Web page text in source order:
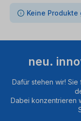
0 Artikel gefunden
Keine
neu.
Dafür stehen wir!
Dabei konzentrieren